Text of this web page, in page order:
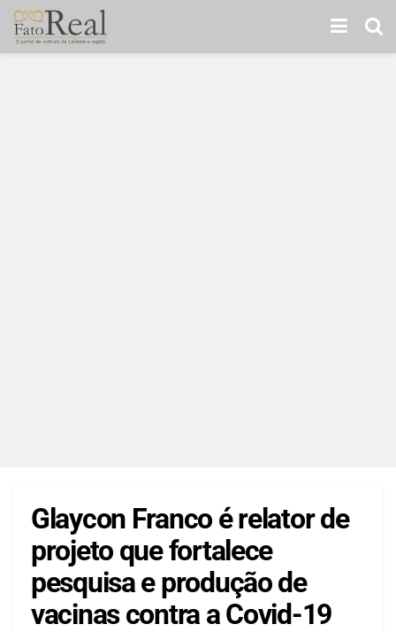
Glaycon Franco é relator de
projeto que fortalece
pesquisa e produção de
vacinas contra a Covid-19